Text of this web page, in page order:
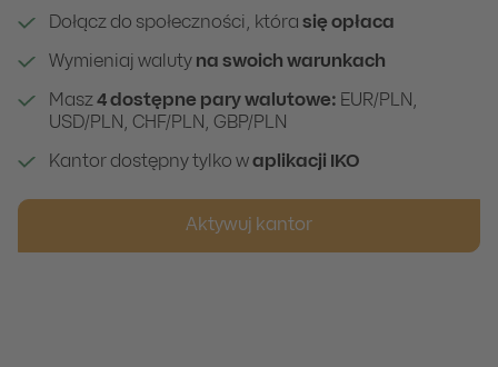
Dołącz do społeczności, która się opłaca
Wymieniaj waluty na swoich warunkach
Masz 4 dostępne pary walutowe: EUR/PLN,
USD/PLN, CHF/PLN, GBP/PLN
Kantor dostępny tylko w aplikacji IKO
Aktywuj kantor